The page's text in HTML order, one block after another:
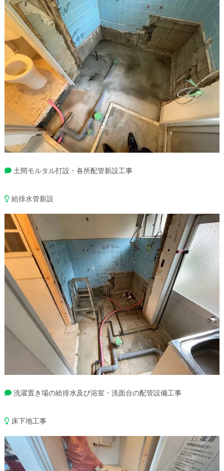
土間モルタル打設・各所配管新設工事
給排水管新設
洗濯置き場の給排水及び浴室・洗面台の配管設備工事
床下地工事